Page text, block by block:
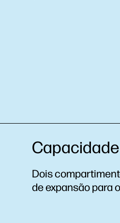
Dois
de expansão para